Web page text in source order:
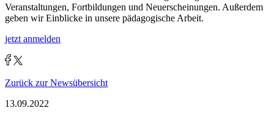
Veranstaltungen, Fortbildungen und Neuerscheinungen. Außerdem
geben wir Einblicke in unsere pädagogische Arbeit.
jetzt anmelden
Zurück zur Newsübersicht
13.09.2022